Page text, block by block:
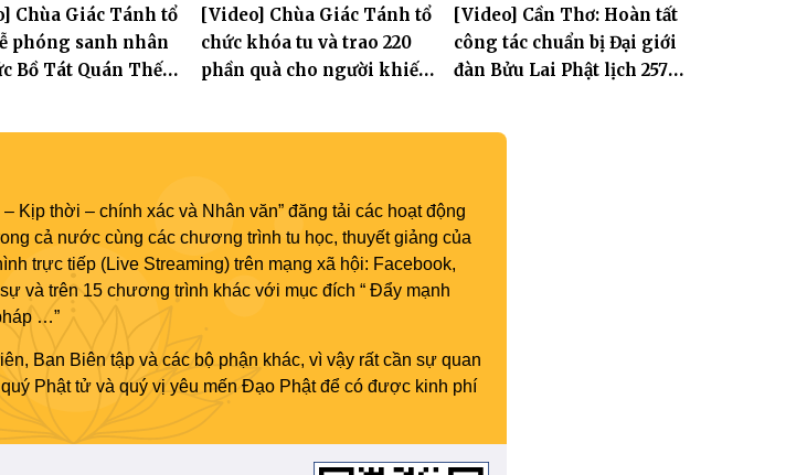
trì Tam bảo
Tôn hiệu Đại giới đàn – về
hai giới trường
Dương
Chùa Giác Tánh tổ
phóng sanh nhân
Bồ Tát Quán Thế
[Video] Chùa Giác Tánh tổ
chức khóa tu và trao 220
phần quà cho người khiếm
[Video] Cần Thơ: Hoàn tất
công tác chuẩn bị Đại giới
đàn Bửu Lai Phật lịch 2570,
Kịp thời – chính xác và Nhân văn” đăng tải các hoạt động
cả nước cùng các chương trình tu học, thuyết giảng của
trực tiếp (Live Streaming) trên mạng xã hội: Facebook,
và trên 15 chương trình khác với mục đích “ Đẩy mạnh
…”
Ban Biên tập và các bộ phận khác, vì vậy rất cần sự quan
Phật tử và quý vị yêu mến Đạo Phật để có được kinh phí